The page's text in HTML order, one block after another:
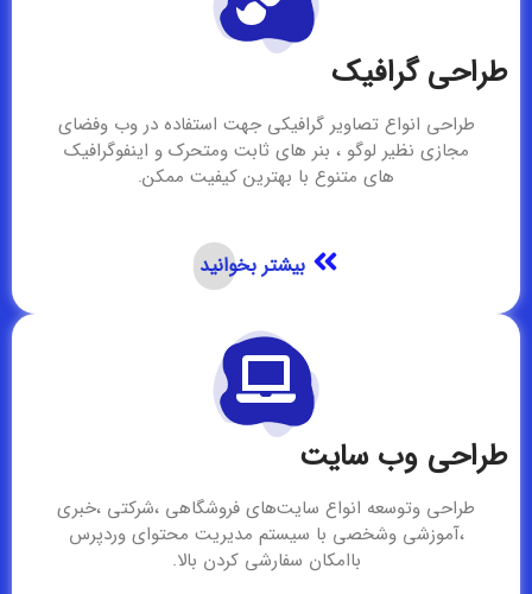
طراحی گرافیک
طراحی انواع تصاویر گرافیکی جهت استفاده در وب وفضای
مجازی نظیر لوگو ، بنر های ثابت ومتحرک و اینفوگرافیک
های متنوع با بهترین کیفیت ممکن.
بیشتر بخوانید
طراحی وب سایت
طراحی وتوسعه انواع سایت‌های فروشگاهی ،شرکتی ،خبری
،آموزشی وشخصی با سیستم مدیریت محتوای وردپرس
باامکان سفارشی کردن بالا.